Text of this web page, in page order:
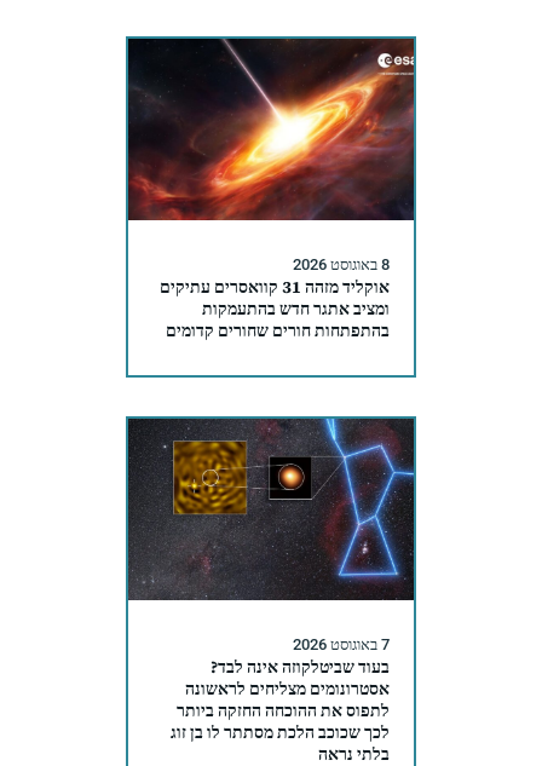
8 באוגוסט 2026
אוקליד מזהה 31 קוואסרים עתיקים
ומציב אתגר חדש בהתעמקות
בהתפתחות חורים שחורים קדומים
7 באוגוסט 2026
בעוד שביטלקוזה אינה לבד?
אסטרונומים מצליחים לראשונה
לתפוס את ההוכחה החזקה ביותר
לכך שכוכב הלכת מסתתר לו בן זוג
בלתי נראה